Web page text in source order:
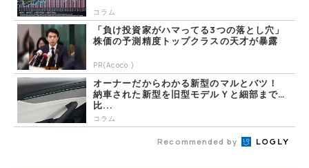
コラム
「負け投資家がハマってる3つの落とし穴」
株価の予測精度トップクラスの天才が暴露
PR(Acoco.)
オーナーだからわかる新型のマルとバツ！
納車された新型を旧型モデルＹと細部まで
比...
コラム
Recommended by